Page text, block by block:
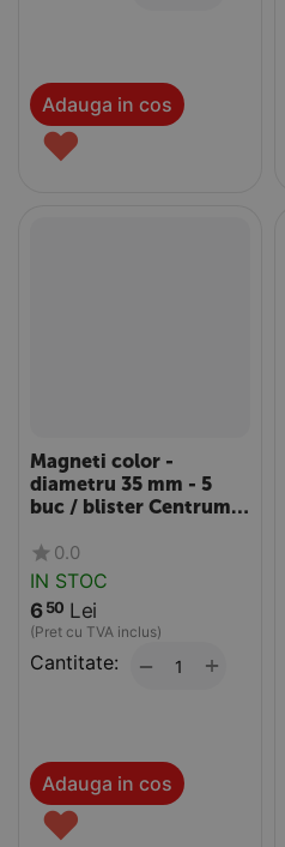
Adauga in cos
♥
Magneti color -
diametru 35 mm - 5
buc / blister Centrum
0.0
IN STOC
6 50 Lei
(Pret cu TVA inclus)
Cantitate: +
−
Adauga in cos
♥